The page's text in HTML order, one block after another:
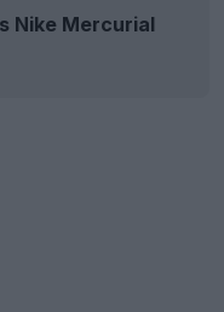
Nike Mercurial